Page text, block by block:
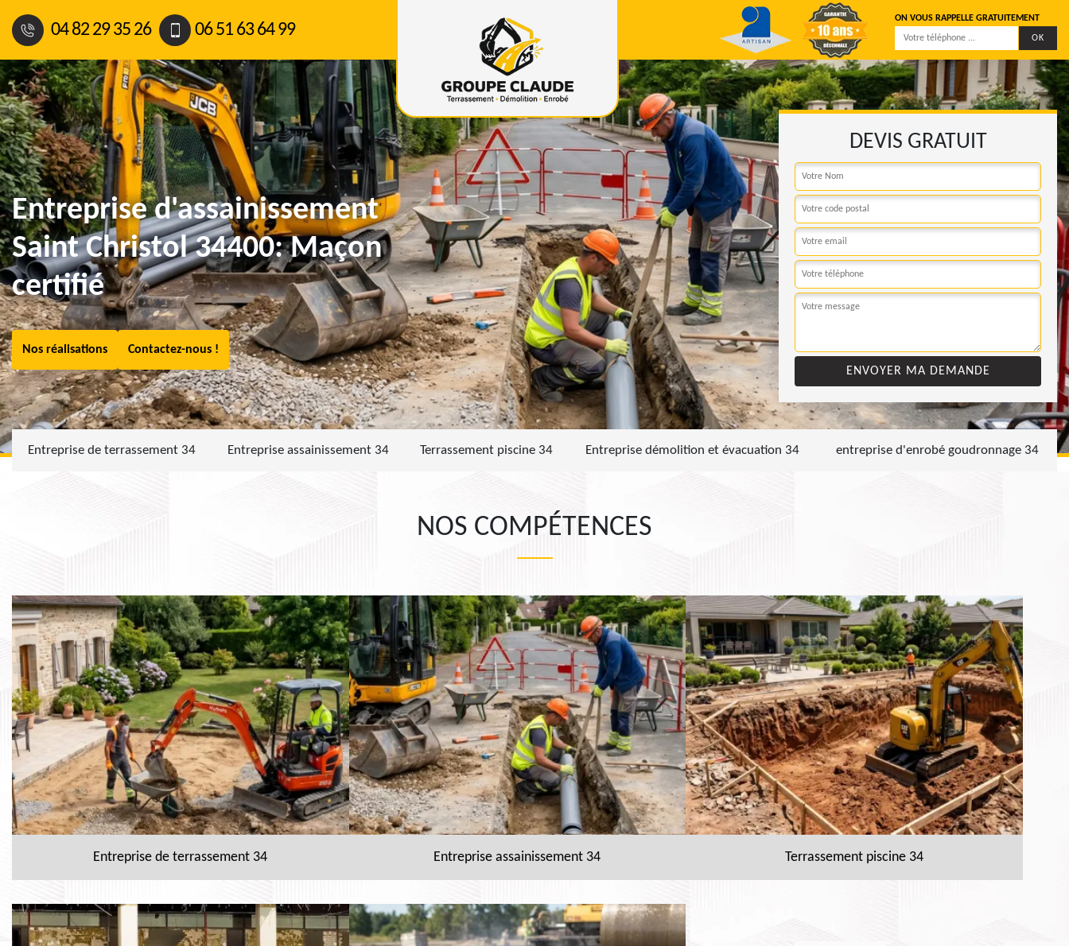
04 82 29 35 26 06 51 63 64 99
ON VOUS RAPPELLE GRATUITEMENT
Entreprise d'assainissement
Saint Christol 34400: Maçon
certifié
Nos réalisations Contactez-nous !
DEVIS GRATUIT
Entreprise de terrassement 34 Entreprise assainissement 34 Terrassement piscine 34 Entreprise démolition et évacuation 34 entreprise d'enrobé goudronnage 34
NOS COMPÉTENCES
Entreprise de terrassement 34 Entreprise assainissement 34 Terrassement piscine 34